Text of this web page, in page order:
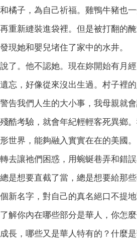
和橘子，為自己祈福。雞鴨牛豬也
重新縫裝進袋裡。但是被打翻的
現她和嬰兒堵住了家中的水井。
說了。他不認她。現在妳開始有
忘，好像從來沒出生過。村子裡的
告我們人生的大小事，我母親就
酷考驗，就會年紀輕輕客死異鄉
世界，能夠融入實實在在的美國。
去讓祂們困惑，用蜿蜒巷弄和錯
是想要直截了當，總是想要給那
新名字，對自己的真名絕口不提地
解你內在哪些部分是華人，你怎
長，哪些又是華人特有的？什麼